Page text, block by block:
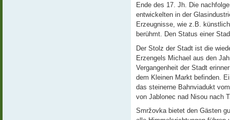
Ende des 17. Jh. Die
entwickelten in der
Erzeugnisse, wie z.B.
berühmt. Den Status einer
Der Stolz der Stadt ist die
Erzengels Michael aus den
Vergangenheit der Stadt
dem Kleinen Markt befinden.
das steinerne Bahnviadukt
von Jablonec nad Nisou nach
Smržovka bietet den Gästen